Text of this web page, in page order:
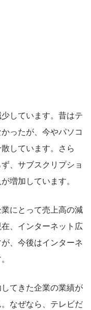
しています。昔はテ
ったが、今やパソコ
しています。さら
、サブスクリプショ
増加しています。
にとって売上高の減
、インターネット広
、今後はインターネ
てきた企業の業績が
なぜなら、テレビだ